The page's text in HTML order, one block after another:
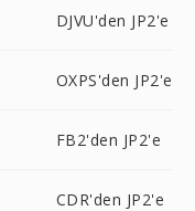
DJVU'den JP2'e
OXPS'den JP2'e
FB2'den JP2'e
CDR'den JP2'e